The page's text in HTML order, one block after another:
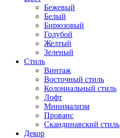
Бежевый
Белый
Бирюзовый
Голубой
Желтый
Зеленый
Стиль
Винтаж
Восточный стиль
Колониальный стиль
Лофт
Минимализм
Прованс
Скандинавский стиль
Декор